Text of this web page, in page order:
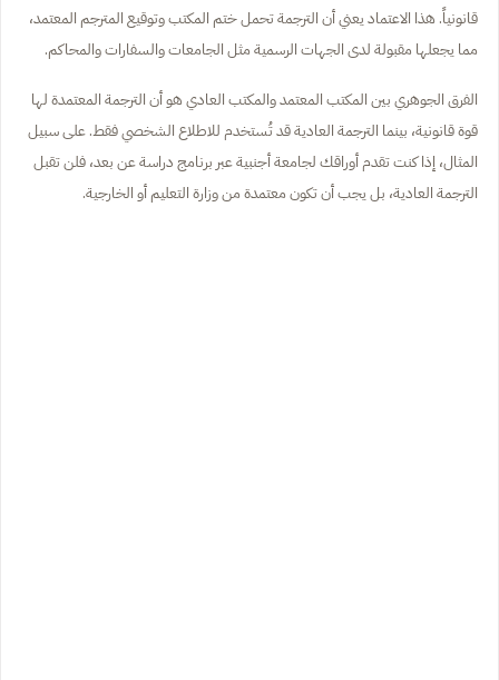
قانونياً. هذا الاعتماد يعني أن الترجمة تحمل ختم المكتب وتوقيع المترجم المعتمد،
مما يجعلها مقبولة لدى الجهات الرسمية مثل الجامعات والسفارات والمحاكم.
الفرق الجوهري بين المكتب المعتمد والمكتب العادي هو أن الترجمة المعتمدة لها
قوة قانونية، بينما الترجمة العادية قد تُستخدم للاطلاع الشخصي فقط. على سبيل
المثال، إذا كنت تقدم أوراقك لجامعة أجنبية عبر برنامج دراسة عن بعد، فلن تقبل
الترجمة العادية، بل يجب أن تكون معتمدة من وزارة التعليم أو الخارجية.